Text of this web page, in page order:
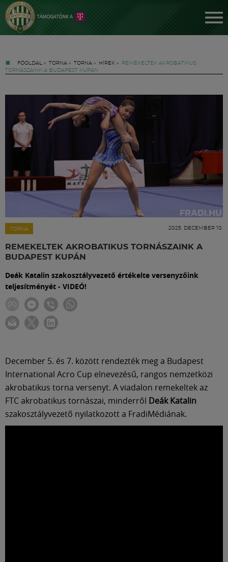
FŐOLDAL » TORNA » TORNA » HÍREK »
REMEKELTEK AKROBATIKUS
TORNÁSZAINK A BUDAPEST KUPÁN
TORNA 2025. DECEMBER 10.
REMEKELTEK AKROBATIKUS TORNÁSZAINK A
BUDAPEST KUPÁN
Deák Katalin szakosztályvezető értékelte versenyzőink
teljesítményét - VIDEÓ!
December 5. és 7. között rendezték meg a Budapest
International Acro Cup elnevezésű, rangos nemzetközi
akrobatikus torna versenyt. A viadalon remekeltek az
FTC akrobatikus tornászai, minderről Deák Katalin
szakosztályvezető nyilatkozott a FradiMédiának.
Jegyek
FM YouTube +
Hírek
Labdarúgás
Meccscenter
Klub
Szolgáltatások
Shop
Közösség